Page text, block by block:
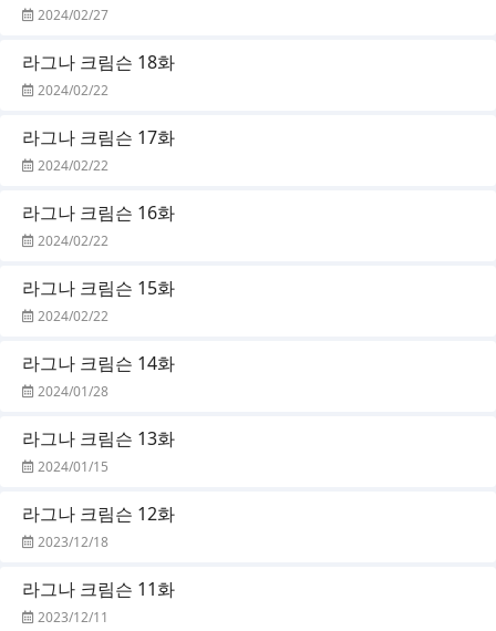
2024/02/27
라그나 크림슨 18화
2024/02/22
라그나 크림슨 17화
2024/02/22
라그나 크림슨 16화
2024/02/22
라그나 크림슨 15화
2024/02/22
라그나 크림슨 14화
2024/01/28
라그나 크림슨 13화
2024/01/15
라그나 크림슨 12화
2023/12/18
라그나 크림슨 11화
2023/12/11